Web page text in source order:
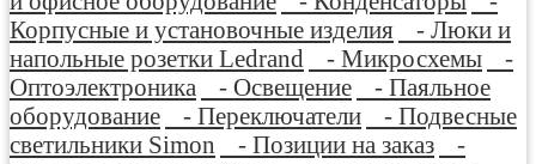
Корпусные и установочные изделия
- Люки и
напольные розетки Ledrand
- Микросхемы
-
Оптоэлектроника
- Освещение
- Паяльное
оборудование
- Переключатели
- Подвесные
светильники Simon
- Позиции на заказ
-